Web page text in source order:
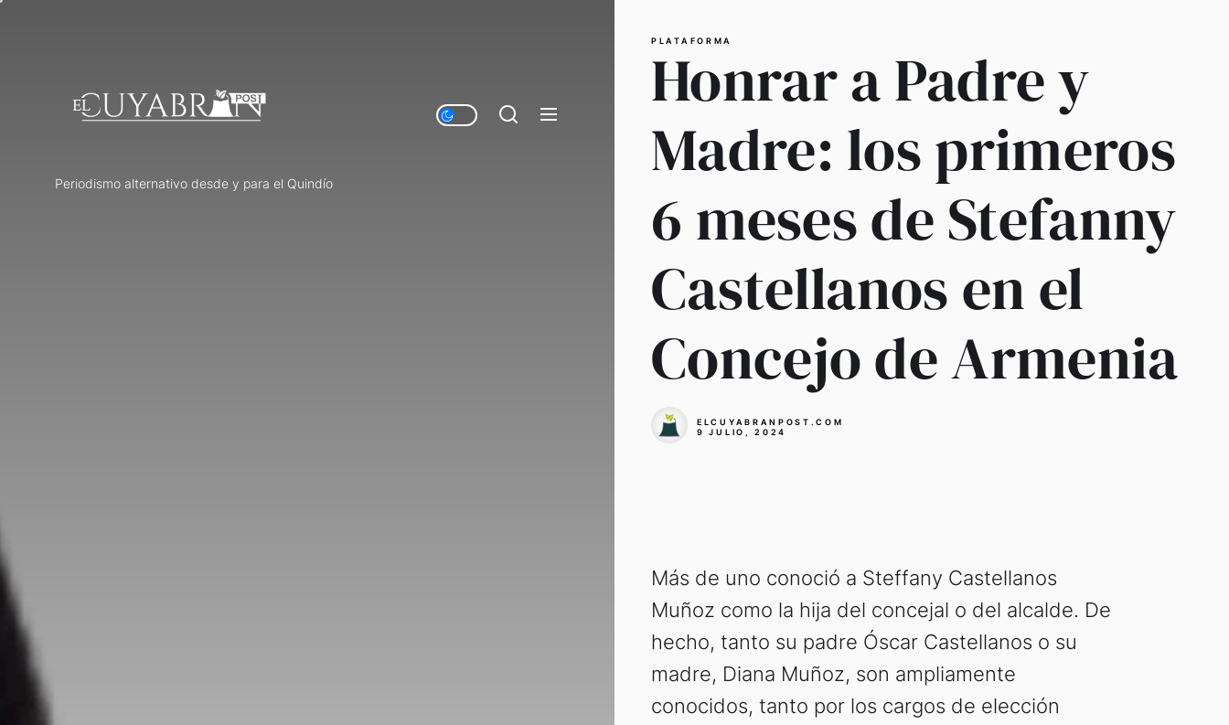
Periodismo alternativo desde y para el Quindío
PLATAFORMA
Honrar a Padre y
Madre: los primeros
6 meses de Stefanny
Castellanos en el
Concejo de Armenia
ELCUYABRANPOST.COM
9 JULIO, 2024
Más de uno conoció a Steffany Castellanos
Muñoz como la hija del concejal o del alcalde. De
hecho, tanto su padre Óscar Castellanos o su
madre, Diana Muñoz, son ampliamente
conocidos, tanto por los cargos de elección